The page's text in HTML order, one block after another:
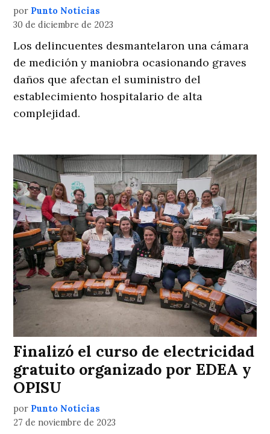
por Punto Noticias
30 de diciembre de 2023
Los delincuentes desmantelaron una cámara
de medición y maniobra ocasionando graves
daños que afectan el suministro del
establecimiento hospitalario de alta
complejidad.
Finalizó el curso de electricidad
gratuito organizado por EDEA y
OPISU
por Punto Noticias
27 de noviembre de 2023